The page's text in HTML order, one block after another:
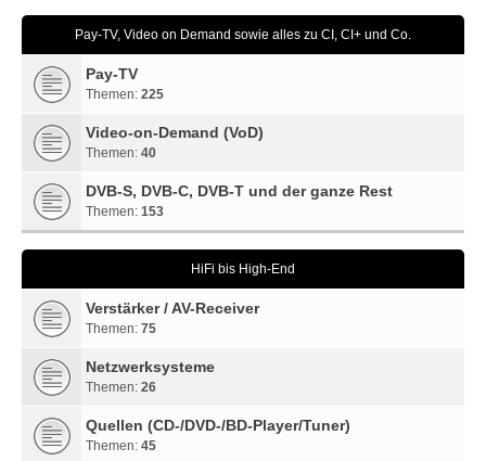
Pay-TV, Video on Demand sowie alles zu CI, CI+ und Co.
Pay-TV
Themen: 225
Video-on-Demand (VoD)
Themen: 40
DVB-S, DVB-C, DVB-T und der ganze Rest
Themen: 153
HiFi bis High-End
Verstärker / AV-Receiver
Themen: 75
Netzwerksysteme
Themen: 26
Quellen (CD-/DVD-/BD-Player/Tuner)
Themen: 45